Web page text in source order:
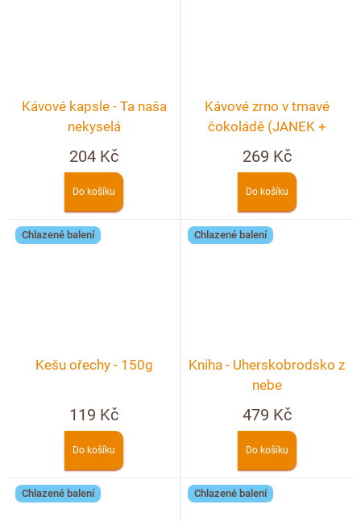
Kávové kapsle - Ta naša
nekyselá
204 Kč
Do košíku
Kávové zrno v tmavé
čokoládě (JANEK +
COFFEESPOT)
269 Kč
Do košíku
Chlazené balení
Kešu ořechy - 150g
119 Kč
Do košíku
Chlazené balení
Kniha - Uherskobrodsko z
nebe
479 Kč
Do košíku
Chlazené balení Chlazené balení